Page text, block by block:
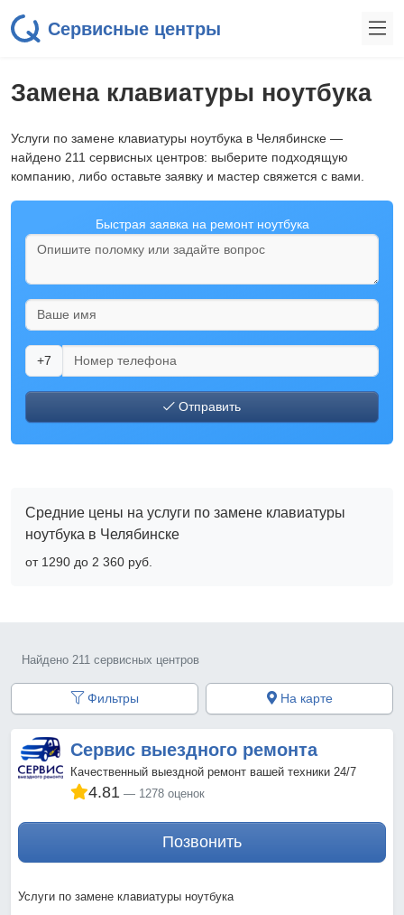
Сервисные центры
Замена клавиатуры ноутбука
Услуги по замене клавиатуры ноутбука в Челябинске —
найдено 211 сервисных центров: выберите подходящую
компанию, либо оставьте заявку и мастер свяжется с вами.
Быстрая заявка на ремонт ноутбука
+7
Отправить
Средние цены на услуги по замене клавиатуры
ноутбука в Челябинске
от 1290 до 2 360 pyб.
Найдено 211 сервисных центров
Фильтры На карте
Сервис выездного ремонта
Качественный выездной ремонт вашей техники 24/7
4.81 1278 оценок
Позвонить
Услуги по замене клавиатуры ноутбука